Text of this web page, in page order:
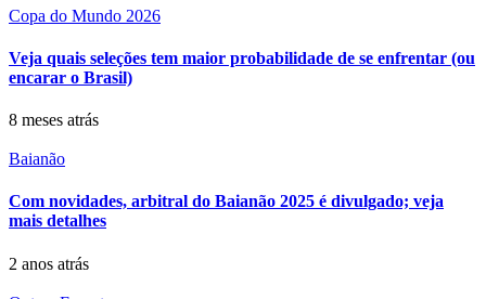
Copa do Mundo 2026
Veja quais seleções tem maior probabilidade de se enfrentar (ou
encarar o Brasil)
8 meses atrás
Baianão
Com novidades, arbitral do Baianão 2025 é divulgado; veja
mais detalhes
2 anos atrás